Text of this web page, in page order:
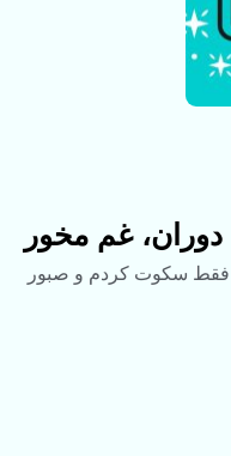
غم مخور
فقط سکوت کردم و صبور